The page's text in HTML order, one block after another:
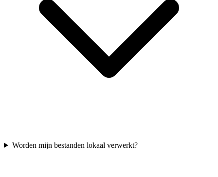
Worden mijn bestanden lokaal verwerkt?